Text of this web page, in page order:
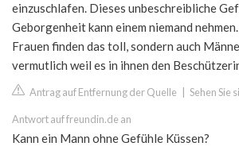
einzuschlafen. Dieses unbeschreibliche
Geborgenheit kann einem niemand
Frauen finden das toll, sondern auch
vermutlich weil es in ihnen den
Antrag auf Entfernung der Quelle Sehen Sie
Antwort auf freundin.de an
Kann ein Mann ohne Gefühle Küssen?